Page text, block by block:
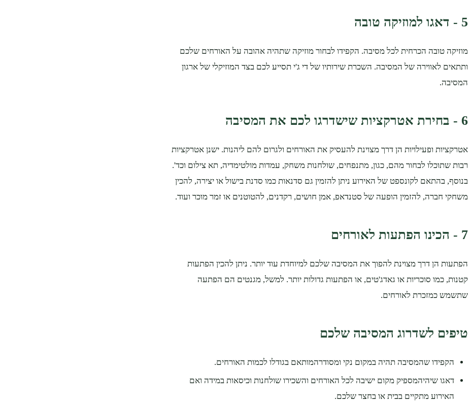
5 - דאגו למוזיקה טובה
מוזיקה טובה הכרחית לכל מסיבה. הקפידו לבחור מוזיקה שתהיה אהובה על האורחים שלכם
ותתאים לאווירה של המסיבה. השכרת שירותיו של די ג'י תסייע לכם בצד המוזיקלי של ארגון
המסיבה.
6 - בחירת אטרקציות שישדרגו לכם את המסיבה
אטרקציות ופעילויות הן דרך מצוינת להעסיק את האורחים ולגרום להם ליהנות. ישנן אטרקציות
רבות שתוכלו לבחור מהם, כגון, מתנפחים, שולחנות משחק, עמדות מולטימדיה, תא צילום וכד'.
בנוסף, בהתאם לקונספט של האירוע ניתן להזמין גם סדנאות כמו סדנת בישול או יצירה, להכין
משחקי חברה, להזמין הופעה של סטנדאפ, אמן חושים, רקדנים, להטוטנים או זמר מוכר ועוד.
7 - הכינו הפתעות לאורחים
הפתעות הן דרך מצוינת להפוך את המסיבה שלכם למיוחדת עוד יותר. ניתן להכין הפתעות
קטנות, כמו סוכריות או גאדג'טים, או הפתעות גדולות יותר. למשל, מגנטים הם הפתעה
שתשמש כמזכרת לאורחים.
טיפים לשדרוג המסיבה שלכם
הקפידו שהמסיבה תהיה במקום נקי ומסודרהמותאם בגודלו לכמות האורחים.
דאגו שיהיהמספיק מקום ישיבה לכל האורחים והשכירו שולחנות וכיסאות במידה ואם
האירוע מתקיים בבית או בחצר שלכם.